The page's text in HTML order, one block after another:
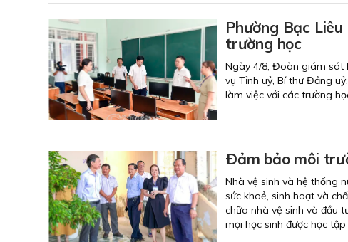
Phường Bạc
trường học
Ngày 4/8, Đoàn giám sát
vụ Tỉnh uỷ, Bí thư Đảng
làm việc với các trường
Ðảm bảo môi
Nhà vệ sinh và hệ thống
sức khoẻ, sinh hoạt và
chữa nhà vệ sinh và đầu
mọi học sinh được học